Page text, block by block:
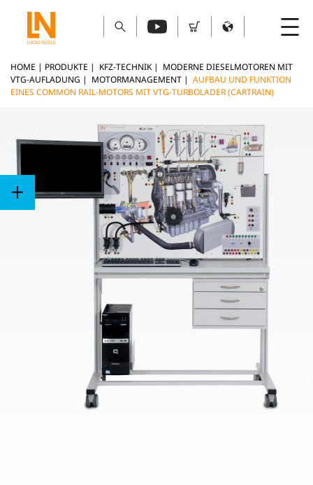
HOME | PRODUKTE | KFZ-TECHNIK | MODERNE DIESELMOTOREN MIT
VTG-AUFLADUNG | MOTORMANAGEMENT | AUFBAU UND FUNKTION
EINES COMMON RAIL-MOTORS MIT VTG-TURBOLADER (CARTRAIN)